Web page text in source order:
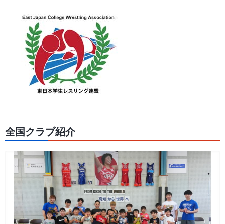
全国クラブ紹介